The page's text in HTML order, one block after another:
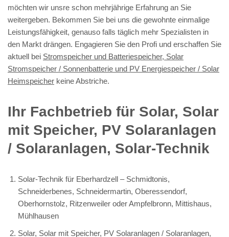
möchten wir unsre schon mehrjährige Erfahrung an Sie
weitergeben. Bekommen Sie bei uns die gewohnte einmalige
Leistungsfähigkeit, genauso falls täglich mehr Spezialisten in
den Markt drängen. Engagieren Sie den Profi und erschaffen Sie
aktuell bei Stromspeicher und Batteriespeicher, Solar
Stromspeicher / Sonnenbatterie und PV Energiespeicher / Solar
Heimspeicher keine Abstriche.
Ihr Fachbetrieb für Solar, Solar
mit Speicher, PV Solaranlagen
/ Solaranlagen, Solar-Technik
Solar-Technik für Eberhardzell – Schmidtonis,
Schneiderbenes, Schneidermartin, Oberessendorf,
Oberhornstolz, Ritzenweiler oder Ampfelbronn, Mittishaus,
Mühlhausen
Solar, Solar mit Speicher, PV Solaranlagen / Solaranlagen,